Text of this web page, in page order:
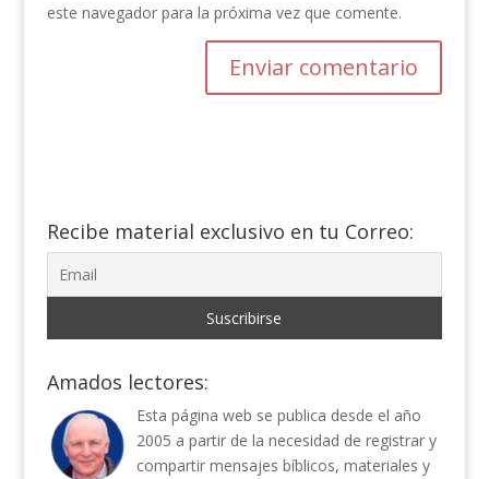
este navegador para la próxima vez que comente.
Recibe material exclusivo en tu Correo:
Amados lectores:
Esta página web se publica desde el año
2005 a partir de la necesidad de registrar y
compartir mensajes bíblicos, materiales y